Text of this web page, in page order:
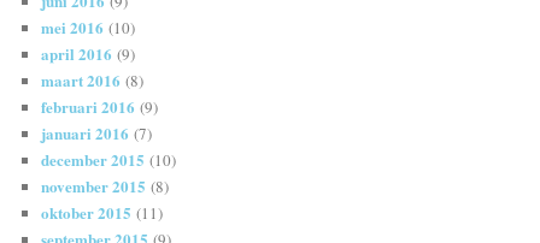
mei 2016 (10)
april 2016 (9)
maart 2016 (8)
februari 2016 (9)
januari 2016 (7)
december 2015 (10)
november 2015 (8)
oktober 2015 (11)
september 2015